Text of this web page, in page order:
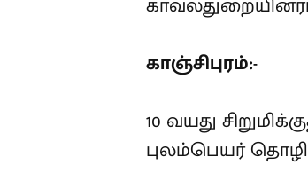
காஞ்சிபுரம்:-
10 வயது
புலம்பெயர்